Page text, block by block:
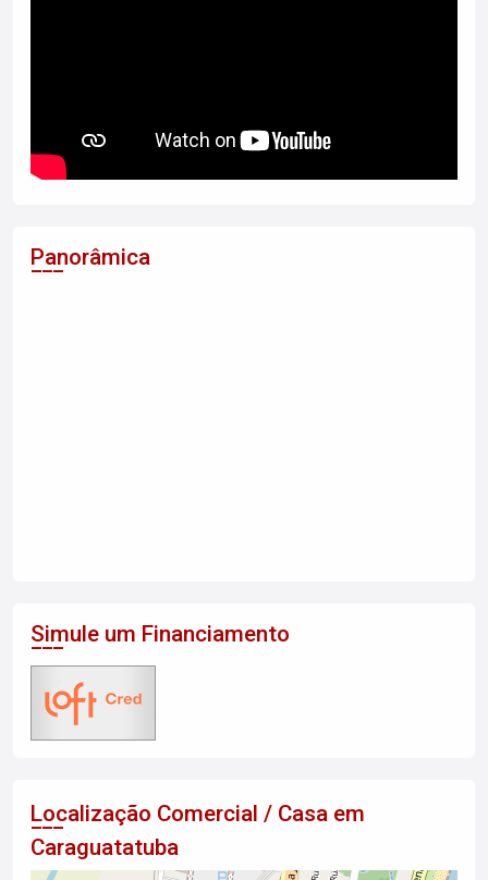
Panorâmica
Simule um Financiamento
Localização Comercial / Casa em
Caraguatatuba